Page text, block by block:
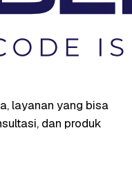
layanan yang bisa
dan produk